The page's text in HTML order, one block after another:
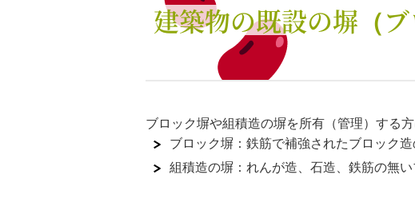
建築物の既設の塀（
ブロック塀や組積造の塀を所有（管理）する
ブロック塀：鉄筋で補強されたブロック
組積造の塀：れんが造、石造、鉄筋の無